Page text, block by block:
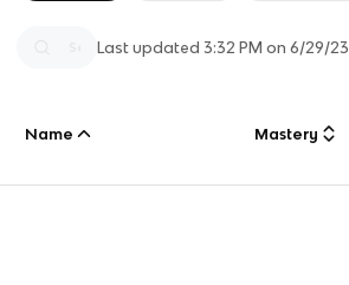
Last updated3:32 PM on 6/29/23
Name Mastery